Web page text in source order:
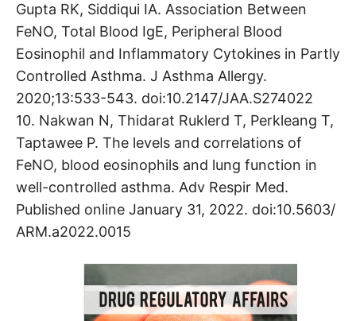
Gupta RK, Siddiqui IA. Association Between
FeNO, Total Blood IgE, Peripheral Blood
Eosinophil and Inflammatory Cytokines in Partly
Controlled Asthma. J Asthma Allergy.
2020;13:533-543. doi:10.2147/JAA.S274022
10. Nakwan N, Thidarat Ruklerd T, Perkleang T,
Taptawee P. The levels and correlations of
FeNO, blood eosinophils and lung function in
well-controlled asthma. Adv Respir Med.
Published online January 31, 2022. doi:10.5603/
ARM.a2022.0015